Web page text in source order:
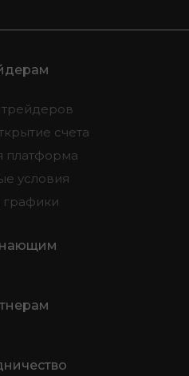
счета
платформа
условия
графики